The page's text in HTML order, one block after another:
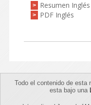
> Resumen Inglés
> PDF Inglés
Todo el contenido de esta
esta bajo una